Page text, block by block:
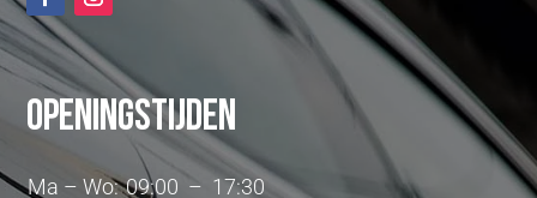
Openingstijden
Ma – Wo: 09:00 – 17:30